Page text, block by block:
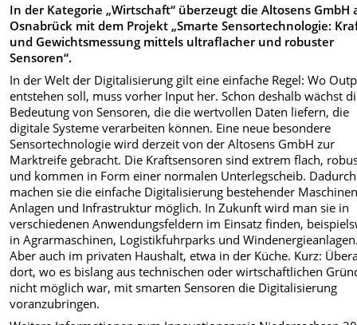
In der Kategorie „Wirtschaft“ überzeugt die Altosens GmbH
Osnabrück mit dem Projekt „Smarte Sensortechnologie:
und Gewichtsmessung mittels ultraflacher und robuster
Sensoren“.
In der Welt der Digitalisierung gilt eine einfache Regel: Wo
entstehen soll, muss vorher Input her. Schon deshalb wächst
Bedeutung von Sensoren, die die wertvollen Daten liefern, die
digitale Systeme verarbeiten können. Eine neue besondere
Sensortechnologie wird derzeit von der Altosens GmbH zur
Marktreife gebracht. Die Kraftsensoren sind extrem flach,
und kommen in Form einer normalen Unterlegscheib. Dadurch
machen sie die einfache Digitalisierung bestehender
Anlagen und Infrastruktur möglich. In Zukunft wird man sie in
verschiedenen Anwendungsfeldern im Einsatz finden,
in Agrarmaschinen, Logistikfuhrparks und
Aber auch im privaten Haushalt, etwa in der Küche. Kurz:
dort, wo es bislang aus technischen oder wirtschaftlichen
nicht möglich war, mit smarten Sensoren die Digitalisierung
voranzubringen.